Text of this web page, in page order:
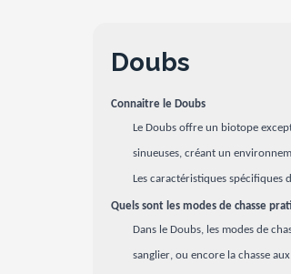
Doubs
Connaitre le Doubs
Le Doubs offre un biotope
sinueuses, créant un
Les caractéristiques
Quels sont les modes de chasse
Dans le Doubs, les modes de
sanglier, ou encore la chasse